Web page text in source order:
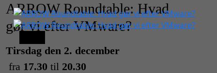
ARROW Roundtable: Hvad
gør vi efter VMware?
Tirsdag den 2. december
fra 17.30 til 20.30